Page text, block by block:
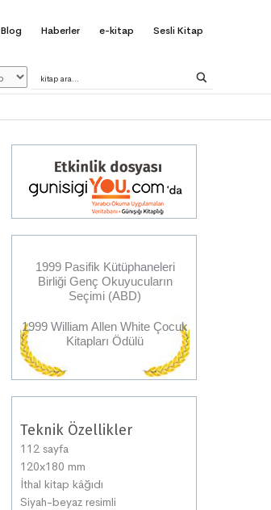
Blog Haberler e-kitap Sesli Kitap
1999 Pasifik Kütüphaneleri
Birliği Genç Okuyucuların
Seçimi (ABD)
1999 William Allen White Çocuk
Kitapları Ödülü
Teknik Özellikler
112 sayfa
120x180 mm
İthal kitap kâğıdı
Siyah-beyaz resimli